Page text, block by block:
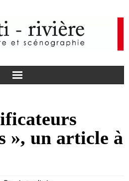
», un article à